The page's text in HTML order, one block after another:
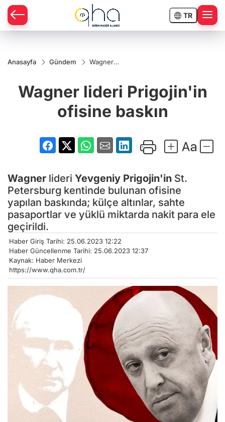
TR
Anasayfa Gündem
Wagner
ofisine
baskın
Wagner lideri Prigojin'in
ofisine baskın
Wagner lideri Yevgeniy Prigojin'in St.
Petersburg kentinde bulunan ofisine
yapılan baskında; külçe altınlar, sahte
pasaportlar ve yüklü miktarda nakit para ele
geçirildi.
Haber Giriş Tarihi: 25.06.2023 12:22
Haber Güncellenme Tarihi: 25.06.2023 12:37
Kaynak: Haber Merkezi
https://www.qha.com.tr/